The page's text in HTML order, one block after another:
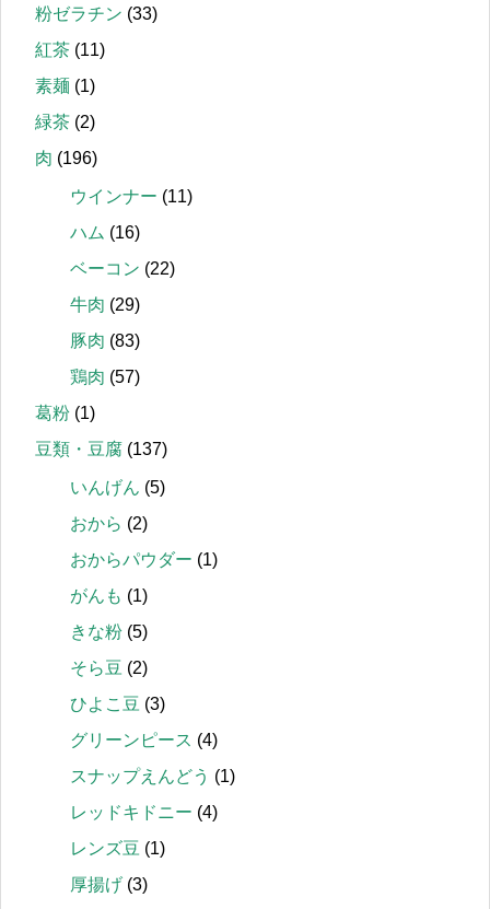
粉ゼラチン (33)
紅茶 (11)
素麺 (1)
緑茶 (2)
肉 (196)
ウインナー (11)
ハム (16)
ベーコン (22)
牛肉 (29)
豚肉 (83)
鶏肉 (57)
葛粉 (1)
豆類・豆腐 (137)
いんげん (5)
おから (2)
おからパウダー (1)
がんも (1)
きな粉 (5)
そら豆 (2)
ひよこ豆 (3)
グリーンピース (4)
スナップえんどう (1)
レッドキドニー (4)
レンズ豆 (1)
厚揚げ (3)